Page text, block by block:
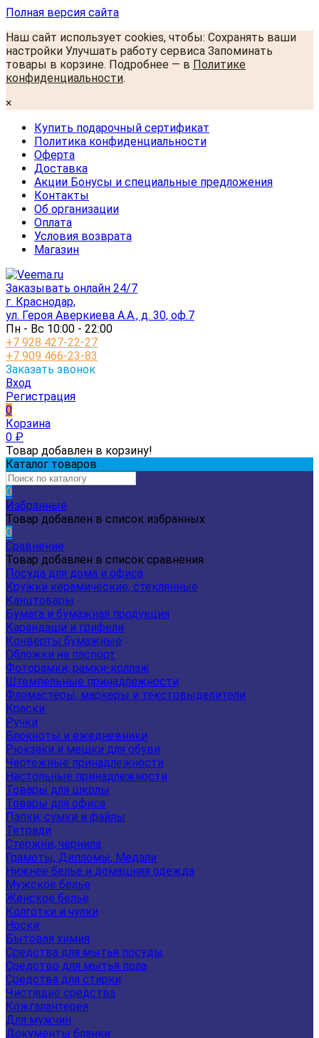
Полная версия сайта
Наш сайт использует cookies, чтобы: Сохранять ваши
настройки Улучшать работу сервиса Запоминать
товары в корзине. Подробнее — в Политике
конфиденциальности.
×
Купить подарочный сертификат
Политика конфиденциальности
Оферта
Доставка
Акции Бонусы и специальные предложения
Контакты
Об организации
Оплата
Условия возврата
Магазин
Заказывать онлайн 24/7
г. Краснодар,
ул. Героя Аверкиева А.А., д. 30, оф.7
Пн - Вс 10:00 - 22:00
+7 928 427-22-27
+7 909 466-23-83
Заказать звонок
Вход
Регистрация
0
Корзина
0 ₽
Товар добавлен в корзину!
Каталог товаров
0
Избранные
Товар добавлен в список избранных
0
Сравнение
Товар добавлен в список сравнения
Посуда для дома и офиса
Кружки керамические, стеклянные
Канцтовары
Бумага и бумажная продукция
Карандаши и грифели
Конверты бумажные
Обложки на паспорт
Фоторамки, рамки-коллаж
Штемпельные принадлежности
Фломастеры, маркеры и текстовыделители
Краски
Ручки
Блокноты и ежедневники
Рюкзаки и мешки для обуви
Чертежные принадлежности
Настольные принадлежности
Товары для школы
Товары для офиса
Папки, сумки и файлы
Тетради
Стержни, чернила
Грамоты, Дипломы, Медали
Нижнее белье и домашняя одежда
Мужское белье
Женское белье
Колготки и чулки
Носки
Бытовая химия
Средства для мытья посуды
Средство для мытья пола
Средства для стирки
Чистящие средства
Кожгалантерея
Для мужчин
Документы бланки